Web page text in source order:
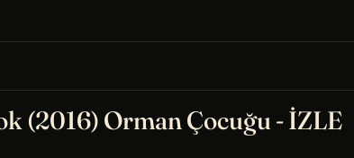
(2016) Orman Çocuğu - İZLE